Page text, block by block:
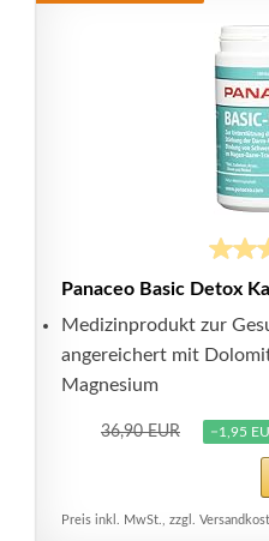
Panaceo Basic Detox
Medizinprodukt zur
angereichert mit
Magnesium
36,90 EUR −1,95
Preis inkl. MwSt., zzgl.